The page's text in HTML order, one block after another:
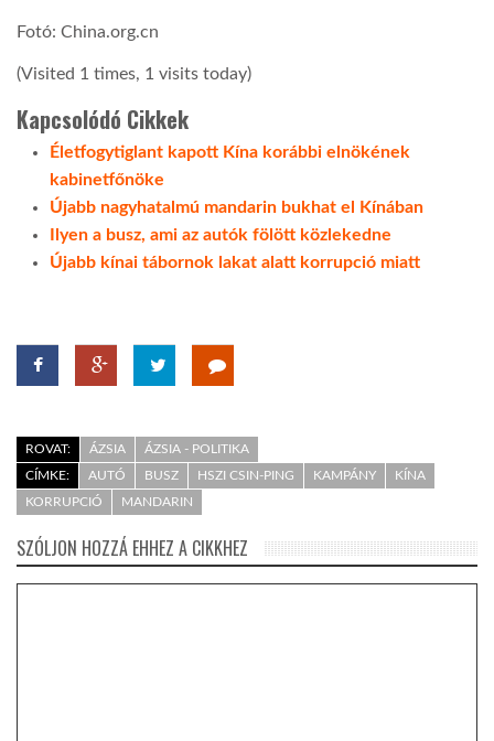
Fotó: China.org.cn
(Visited 1 times, 1 visits today)
Kapcsolódó Cikkek
Életfogytiglant kapott Kína korábbi elnökének
kabinetfőnöke
Újabb nagyhatalmú mandarin bukhat el Kínában
Ilyen a busz, ami az autók fölött közlekedne
Újabb kínai tábornok lakat alatt korrupció miatt
ROVAT: ÁZSIA
ÁZSIA - POLITIKA
CÍMKE:
AUTÓ BUSZ HSZI CSIN-PING KAMPÁNY
KÍNA
KORRUPCIÓ
MANDARIN
SZÓLJON HOZZÁ EHHEZ A CIKKHEZ